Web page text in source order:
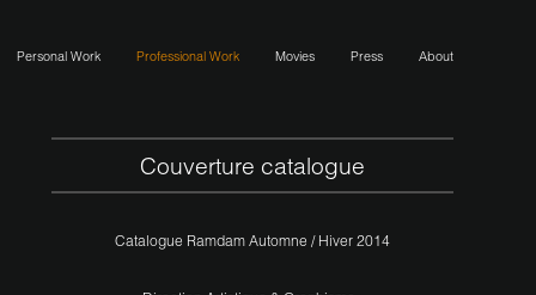
Personal Work Professional Work Movies Press About
Couverture catalogue
Catalogue Ramdam Automne / Hiver 2014